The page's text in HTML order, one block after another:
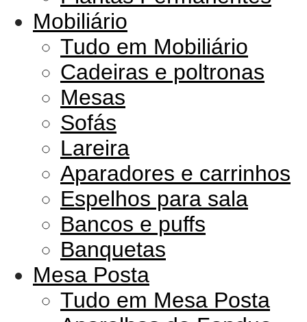
Mobiliário
Tudo em Mobiliário
Cadeiras e poltronas
Mesas
Sofás
Lareira
Aparadores e carrinhos
Espelhos para sala
Bancos e puffs
Banquetas
Mesa Posta
Tudo em Mesa Posta